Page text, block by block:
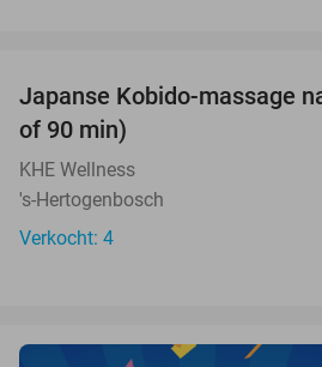
TODAY
Japanse Kobido-massage
of 90 min)
KHE Wellness
's-Hertogenbosch
Verkocht: 4